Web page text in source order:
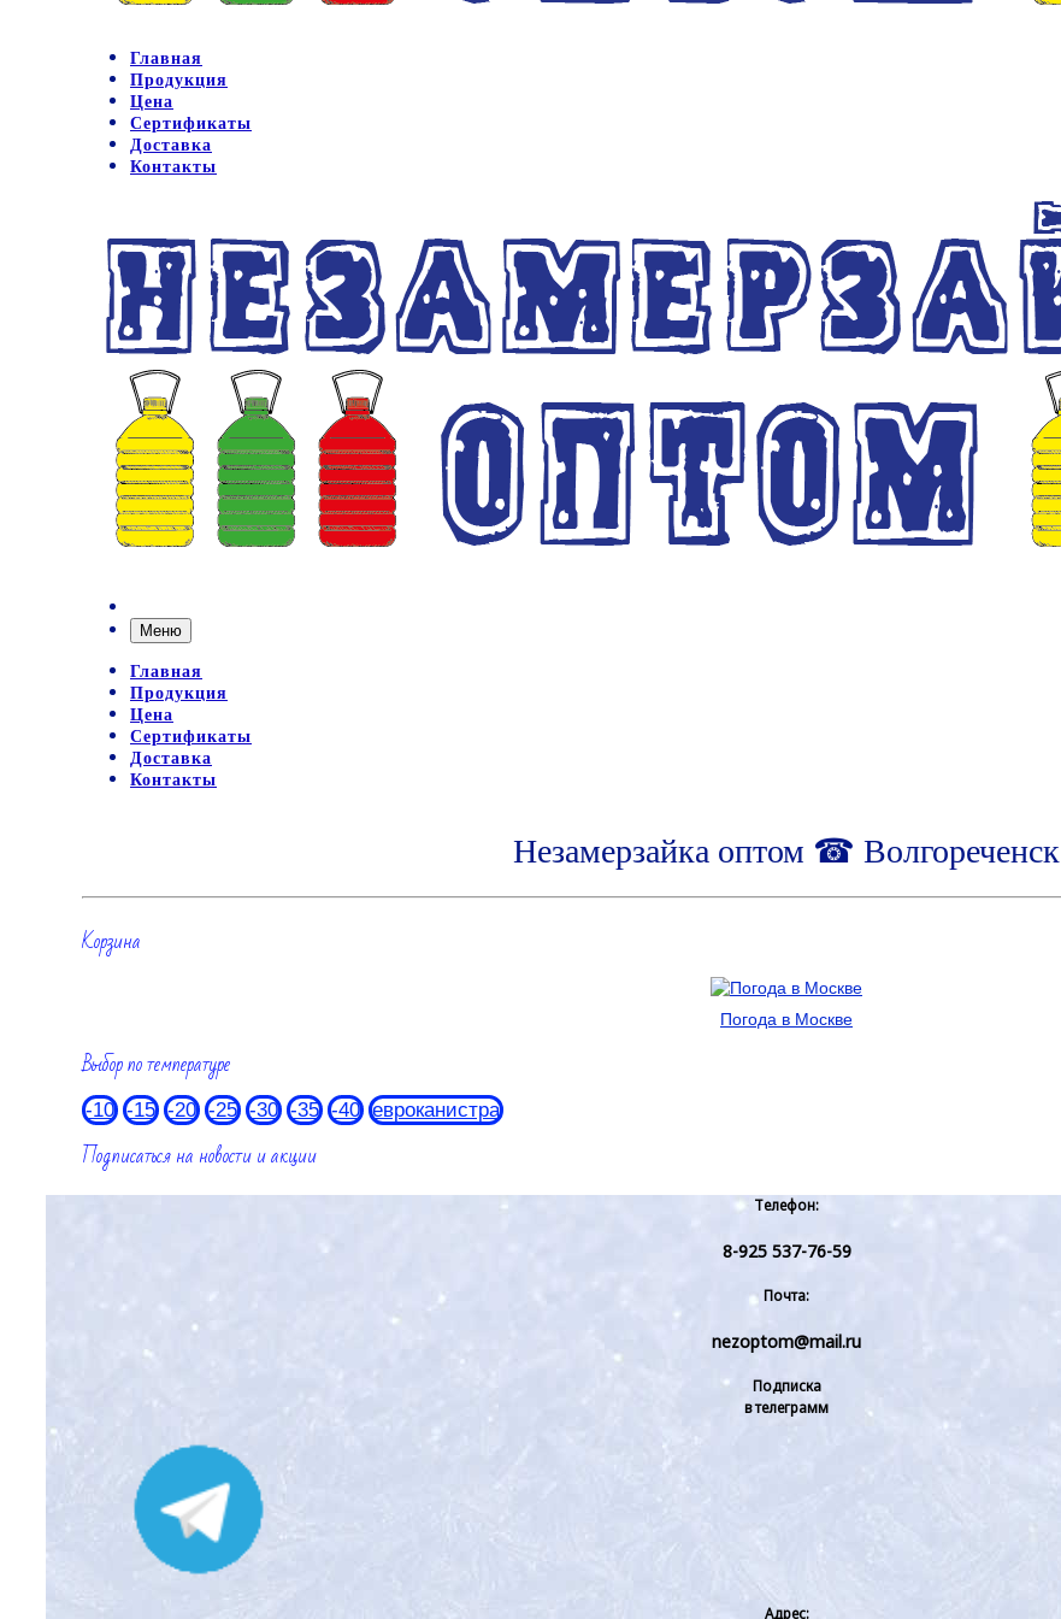
Главная
Продукция
Цена
Сертификаты
Доставка
Контакты
Меню
Главная
Продукция
Цена
Сертификаты
Доставка
Контакты
Незамерзайка оптом ☎ Волгореченск
Корзина
Погода в Москве
Выбор по температуре
-10 -15 -20 -25 -30 -35 -40 евроканистра
Подписаться на новости и акции
Телефон:
8-925 537-76-59
Почта:
nezoptom@mail.ru
Подписка
в телеграмм
Адрес: